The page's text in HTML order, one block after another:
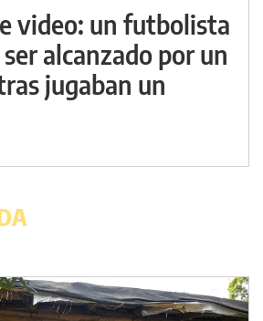
video: un futbolista
alcanzado por un
jugaban un